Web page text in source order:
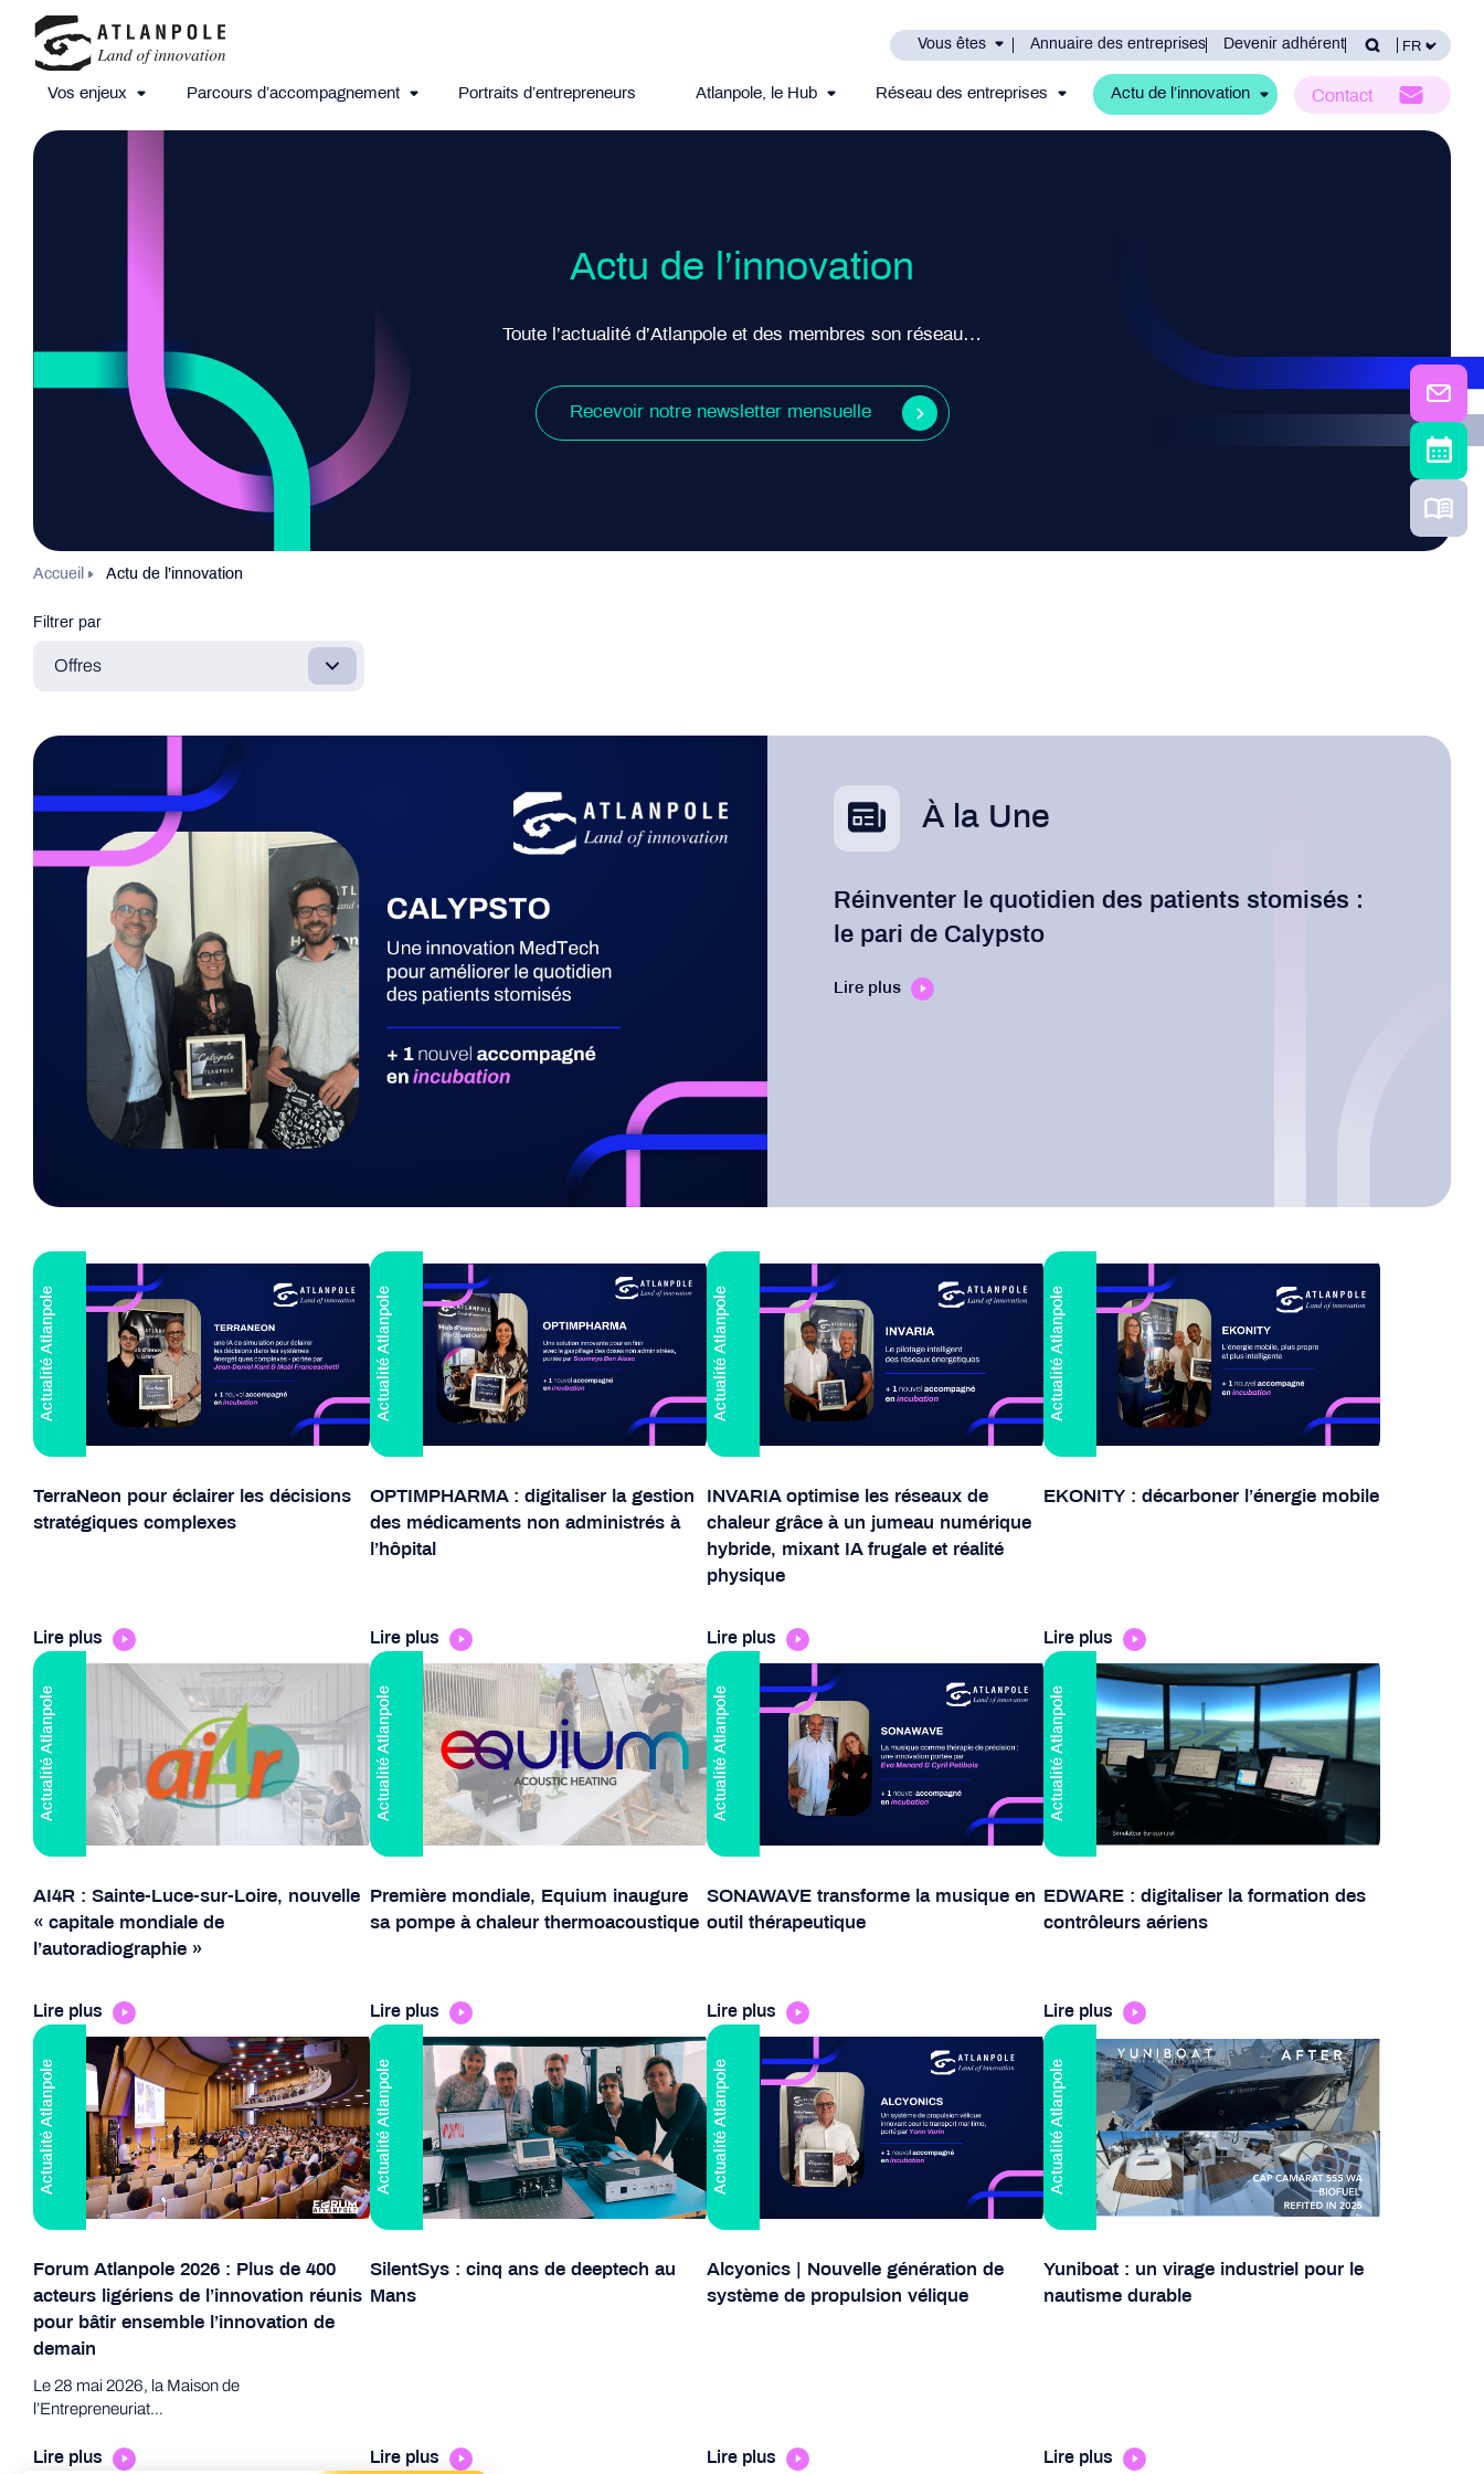
Vous êtes Annuaire des entreprises Devenir adhérent
Vos enjeux Parcours d’accompagnement Portraits d’entrepreneurs Atlanpole, le Hub Réseau des entreprises Actu de l’innovation Contact
Actu de l’innovation
Toute l’actualité d’Atlanpole et des membres son réseau…
Recevoir notre newsletter mensuelle
Accueil Actu de l’innovation
Filtrer par
Offres
À la Une
Réinventer le quotidien des patients stomisés :
le pari de Calypsto
Lire plus
Actualité Atlanpole
TerraNeon pour éclairer les décisions
stratégiques complexes
Lire plus
Actualité Atlanpole
OPTIMPHARMA : digitaliser la gestion
des médicaments non administrés à
l’hôpital
Lire plus
Actualité Atlanpole
INVARIA optimise les réseaux de
chaleur grâce à un jumeau numérique
hybride, mixant IA frugale et réalité
physique
Lire plus
Actualité Atlanpole
EKONITY : décarboner l’énergie mobile
Lire plus
Actualité Atlanpole
AI4R : Sainte-Luce-sur-Loire, nouvelle
« capitale mondiale de
l’autoradiographie »
Lire plus
Actualité Atlanpole
Première mondiale, Equium inaugure
sa pompe à chaleur thermoacoustique
Lire plus
Actualité Atlanpole
SONAWAVE transforme la musique en
outil thérapeutique
Lire plus
Actualité Atlanpole
EDWARE : digitaliser la formation des
contrôleurs aériens
Lire plus
Actualité Atlanpole
Forum Atlanpole 2026 : Plus de 400
acteurs ligériens de l’innovation réunis
pour bâtir ensemble l’innovation de
demain
Le 28 mai 2026, la Maison de
l’Entrepreneuriat…
Lire plus
Actualité Atlanpole
SilentSys : cinq ans de deeptech au
Mans
Lire plus
Actualité Atlanpole
Alcyonics | Nouvelle génération de
système de propulsion vélique
Lire plus
Actualité Atlanpole
Yuniboat : un virage industriel pour le
nautisme durable
Lire plus